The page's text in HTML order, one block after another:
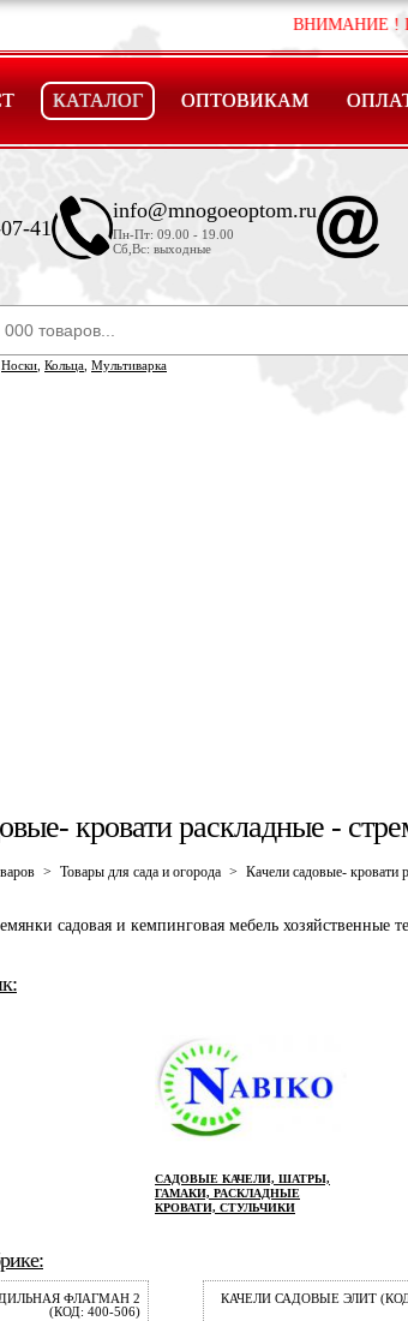
ВНИМАНИЕ ! ЦЕНЫ
КАТАЛОГ ОПТОВИКАМ
41
info@mnogoeoptom.ru
Пн-Пт: 09.00 - 19.00
Сб,Вс: выходные
Носки Кольца Мультиварка
кровати раскладные -
> Товары для сада и огорода > Качели садовые- кровати
садовая и кемпинговая мебель хозяйственные
САДОВЫЕ КАЧЕЛИ, ШАТРЫ,
ГАМАКИ, РАСКЛАДНЫЕ
КРОВАТИ, СТУЛЬЧИКИ
ФЛАГМАН 2
(КОД: 400-506)
КАЧЕЛИ САДОВЫЕ ЭЛИТ